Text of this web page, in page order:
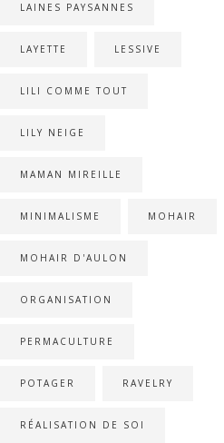
LAINES PAYSANNES
LAYETTE LESSIVE
LILI COMME TOUT
LILY NEIGE
MAMAN MIREILLE
MINIMALISME MOHAIR
MOHAIR D'AULON
ORGANISATION
PERMACULTURE
POTAGER RAVELRY
RÉALISATION DE SOI